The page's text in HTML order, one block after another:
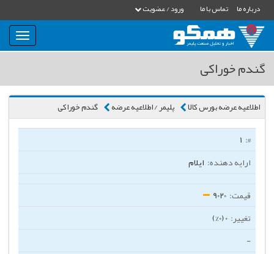
درباره ما تماس با ما ورود / عضویت
بار
و
گندم خوراکی
اطلاعیه عرضه بورس کالا پلیمر / اطلاعیه عرضه گندم خوراکی
1
ایلام
9020
0 (0%)
-